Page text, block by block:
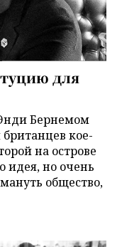
для
Бернемом
кое-
на острове
идея, но очень
общество,